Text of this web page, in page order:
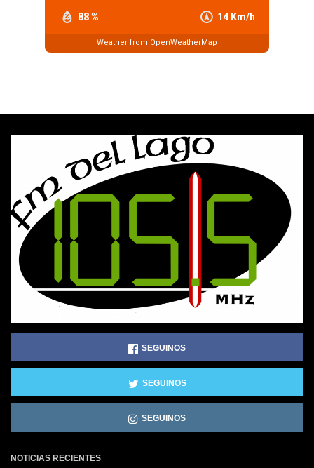
88 % 14 Km/h
Weather from OpenWeatherMap
SEGUINOS
SEGUINOS
SEGUINOS
NOTICIAS RECIENTES